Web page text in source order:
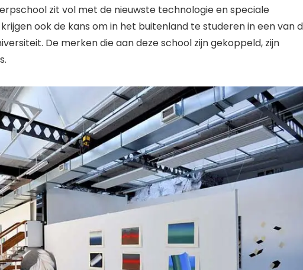
zit vol met de nieuwste technologie en speciale
ook de kans om in het buitenland te studeren in een van
De merken die aan deze school zijn gekoppeld, zijn